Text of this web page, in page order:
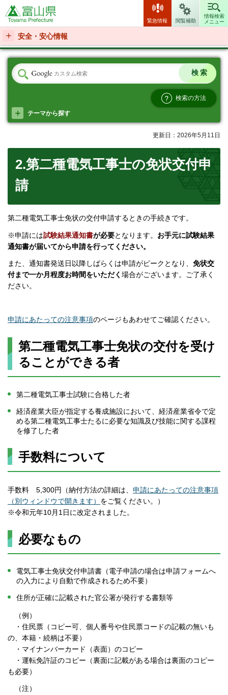
富山県
緊急情報 閲覧補助
情報検索
メニュー
安全・安心情報
検索の方法
テーマから探す
更新日：2026年5月11日
2.第二種電気工事士の免状交付申
請
第二種電気工事士免状の交付申請するときの手続きです。
※申請には試験結果通知書が必要となります。 お手元に試験結果
通知書が届いてから申請を行ってください。
また、通知書発送日以降しばらくは申請がピークとなり、 免状交
付まで一か月程度お時間をいただく 場合がございます。ご了承く
ださい。
申請にあたっての注意事項のページもあわせてご確認ください。
第二種電気工事士免状の交付を受け
ることができる者
第二種電気工事士試験に合格した者
経済産業大臣が指定する養成施設において、経済産業省令で定
める第二種電気工事士たるに必要な知識及び技能に関する課程
を修了した者
手数料について
手数料 5,300円（納付方法の詳細は、 申請にあたっての注意事項
（別ウィンドウで開きます） をご覧ください。）
※令和元年10月1日に改定されました。
必要なもの
電気工事士免状交付申請書（電子申請の場合は申請フォームへ
の入力により自動で作成されるため不要）
住所が正確に記載された官公署が発行する書類等
（例）
・住民票（コピー可、個人番号や住民票コードの記載の無いも
の、本籍・続柄は不要）
・マイナンバーカード（表面）のコピー
・運転免許証のコピー（裏面に記載がある場合は裏面のコピー
も必要）
（注）